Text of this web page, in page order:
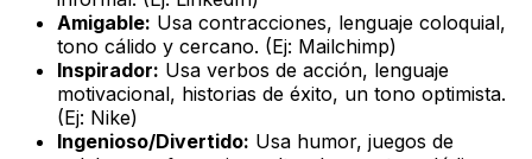
Amigable: Usa contracciones, lenguaje coloquial,
tono cálido y cercano. (Ej: Mailchimp)
Inspirador: Usa verbos de acción, lenguaje
motivacional, historias de éxito, un tono optimista.
(Ej: Nike)
Ingenioso/Divertido: Usa humor, juegos de